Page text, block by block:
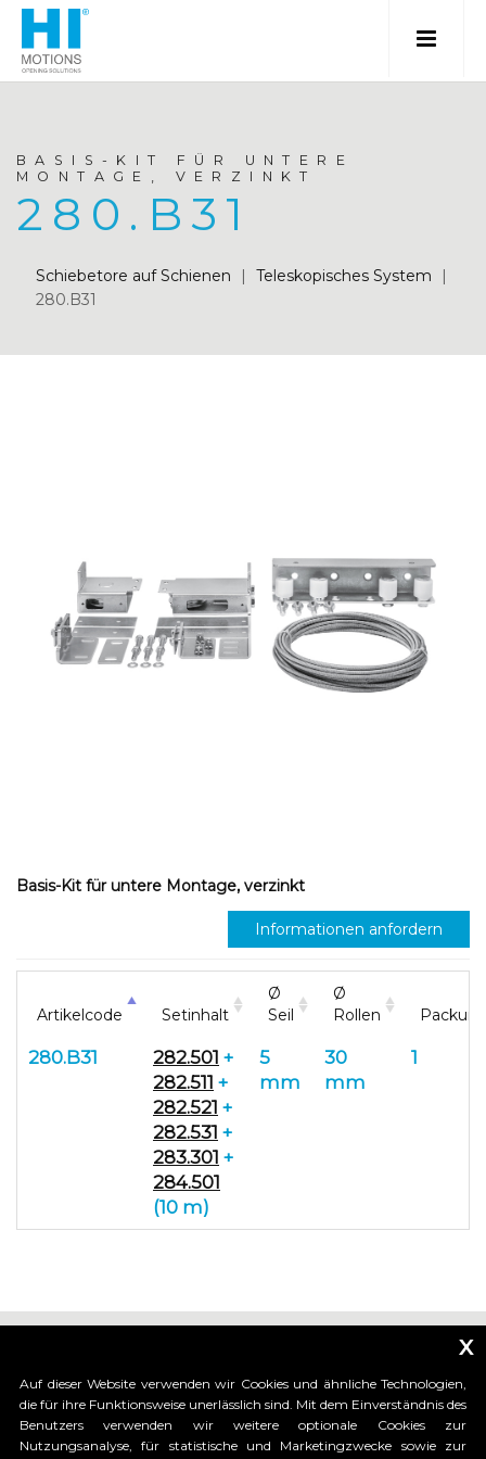
BASIS-KIT FÜR UNTERE
MONTAGE, VERZINKT
280.B31
Schiebetore auf Schienen | Teleskopisches System
|
280.B31
Basis-Kit für untere Montage, verzinkt
Informationen anfordern
Artikelcode Setinhalt
Ø
Seil
Ø
Rollen
280.B31 282.501 +
282.511 +
282.521 +
282.531 +
283.301 +
284.501
(10 m)
5
mm
30
mm
1
_____________________________
x
Auf dieser Website verwenden wir Cookies und ähnliche Technologien,
die für ihre Funktionsweise unerlässlich sind. Mit dem Einverständnis des
Benutzers verwenden wir weitere optionale Cookies zur
Nutzungsanalyse, für statistische und Marketingzwecke sowie zur